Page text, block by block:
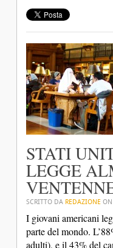
STATI
LEGGE
SCRITTO DA REDAZIONE ON
I giovani americani
parte del mondo.
adulti), e il 43% del